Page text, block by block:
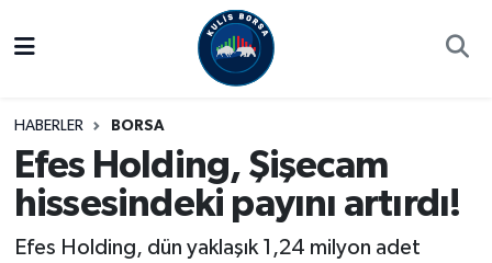
HABERLER BORSA
Efes Holding, Şişecam
hissesindeki payını artırdı!
Efes Holding, dün yaklaşık 1,24 milyon adet
Kulis Haber
Halka Arzlar
Süper Lig Puan Durumu ve Fikstür
Tüm Manşetler